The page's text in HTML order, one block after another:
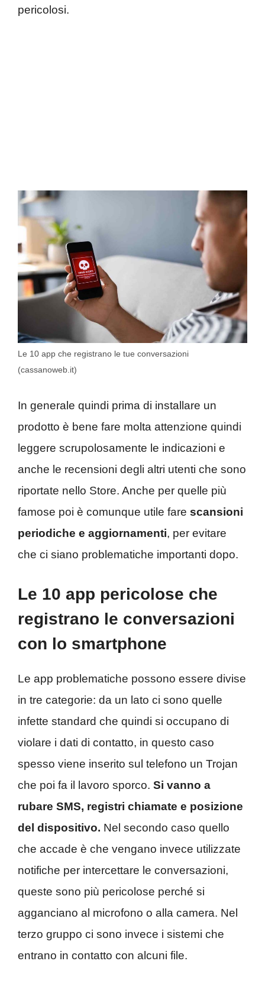
pericolosi.
Le 10 app che registrano le tue conversazioni
(cassanoweb.it)
In generale quindi prima di installare un
prodotto è bene fare molta attenzione quindi
leggere scrupolosamente le indicazioni e
anche le recensioni degli altri utenti che sono
riportate nello Store. Anche per quelle più
famose poi è comunque utile fare scansioni
periodiche e aggiornamenti, per evitare
che ci siano problematiche importanti dopo.
Le 10 app pericolose che
registrano le conversazioni
con lo smartphone
Le app problematiche possono essere divise
in tre categorie: da un lato ci sono quelle
infette standard che quindi si occupano di
violare i dati di contatto, in questo caso
spesso viene inserito sul telefono un Trojan
che poi fa il lavoro sporco. Si vanno a
rubare SMS, registri chiamate e posizione
del dispositivo. Nel secondo caso quello
che accade è che vengano invece utilizzate
notifiche per intercettare le conversazioni,
queste sono più pericolose perché si
agganciano al microfono o alla camera. Nel
terzo gruppo ci sono invece i sistemi che
entrano in contatto con alcuni file.